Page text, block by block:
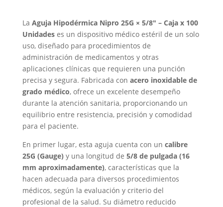
La Aguja Hipodérmica Nipro 25G × 5/8″ – Caja x 100
Unidadeses un dispositivo médico estéril de un solo
uso, diseñado para procedimientos de
administración de medicamentos y otras
aplicaciones clínicas que requieren una punción
precisa y segura. Fabricada con acero inoxidable de
grado médico, ofrece un excelente desempeño
durante la atención sanitaria, proporcionando un
equilibrio entre resistencia, precisión y comodidad
para el paciente.
En primer lugar, esta aguja cuenta con un calibre
25G (Gauge) y una longitud de 5/8 de pulgada (16
mm aproximadamente), características que la
hacen adecuada para diversos procedimientos
médicos, según la evaluación y criterio del
profesional de la salud. Su diámetro reducido